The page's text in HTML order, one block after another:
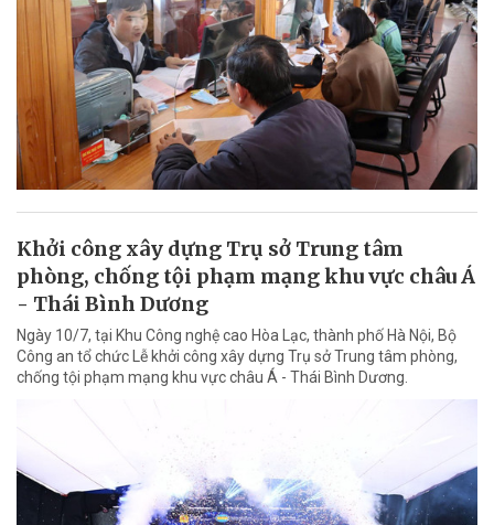
Khởi công xây dựng Trụ sở Trung tâm
phòng, chống tội phạm mạng khu vực châu Á
- Thái Bình Dương
Ngày 10/7, tại Khu Công nghệ cao Hòa Lạc, thành phố Hà Nội, Bộ
Công an tổ chức Lễ khởi công xây dựng Trụ sở Trung tâm phòng,
chống tội phạm mạng khu vực châu Á - Thái Bình Dương.